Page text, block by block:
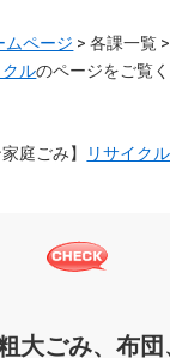
ムページ > 各課一覧
ルのページをご覧く
庭ごみ】 リサイク
大ごみ、布団